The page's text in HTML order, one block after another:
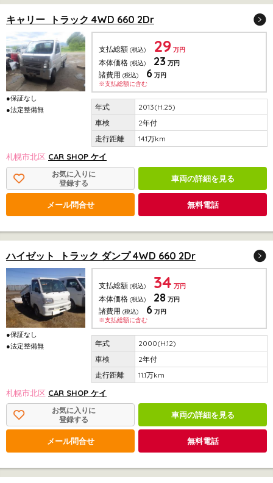
キャリー トラック 4WD 660 2Dr
●保証なし
●法定整備無
支払総額 (税込) 29 万円
本体価格 (税込) 23 万円
諸費用 (税込) 6 万円
※支払総額に含む
2013(H.25)
2年付
14.1万km
札幌市北区 CAR SHOP ケイ
お気に入りに
登録する
車両の詳細を見る
メール問合せ 無料電話
ハイゼット トラック ダンプ 4WD 660 2Dr
●保証なし
●法定整備無
支払総額 (税込) 34 万円
本体価格 (税込) 28 万円
諸費用 (税込) 6 万円
※支払総額に含む
2000(H.12)
2年付
11.1万km
札幌市北区 CAR SHOP ケイ
お気に入りに
登録する
車両の詳細を見る
メール問合せ 無料電話